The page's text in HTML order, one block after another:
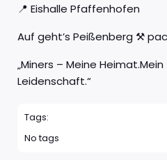
📍 Eishalle Pfaffenhofen
Auf geht’s Peißenberg ⚒️
„Miners – Meine
Leidenschaft.“
Tags:
No tags